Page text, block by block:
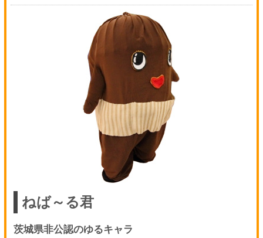
ねば～る君
茨城県非公認のゆるキャラ